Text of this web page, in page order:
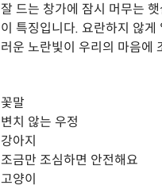
잘 드는 창가에 잠시 머무는
이 특징입니다. 요란하지 않
러운 노란빛이 우리의 마음에
꽃말
변치 않는 우정
강아지
조금만 조심하면 안전해요
고양이